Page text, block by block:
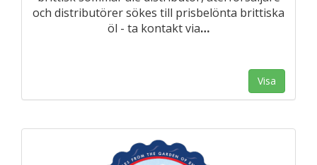
och distributörer sökes till prisbelönta brittiska
öl - ta kontakt via…
Visa